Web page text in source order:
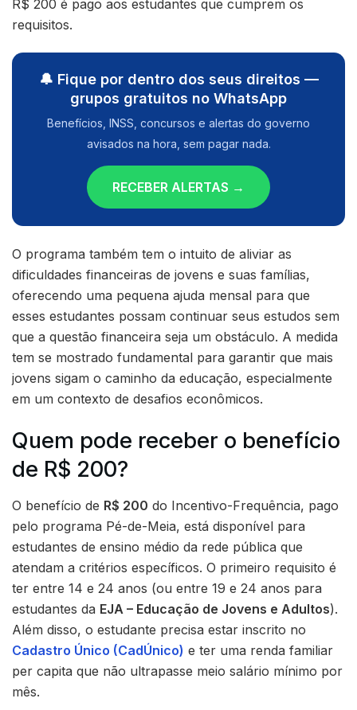
R$ 200 é pago aos estudantes que cumprem os
requisitos.
🔔 Fique por dentro dos seus direitos —
grupos gratuitos no WhatsApp
Benefícios, INSS, concursos e alertas do governo
avisados na hora, sem pagar nada.
RECEBER ALERTAS →
O programa também tem o intuito de aliviar as
dificuldades financeiras de jovens e suas famílias,
oferecendo uma pequena ajuda mensal para que
esses estudantes possam continuar seus estudos sem
que a questão financeira seja um obstáculo. A medida
tem se mostrado fundamental para garantir que mais
jovens sigam o caminho da educação, especialmente
em um contexto de desafios econômicos.
Quem pode receber o benefício
de R$ 200?
O benefício de R$ 200 do Incentivo-Frequência, pago
pelo programa Pé-de-Meia, está disponível para
estudantes de ensino médio da rede pública que
atendam a critérios específicos. O primeiro requisito é
ter entre 14 e 24 anos (ou entre 19 e 24 anos para
estudantes da EJA – Educação de Jovens e Adultos).
Além disso, o estudante precisa estar inscrito no
Cadastro Único (CadÚnico) e ter uma renda familiar
per capita que não ultrapasse meio salário mínimo por
mês.